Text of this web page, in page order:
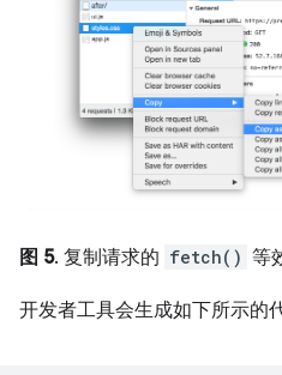
图 5. 复制请求的 fetch() 等
开发者工具会生成如下所示的